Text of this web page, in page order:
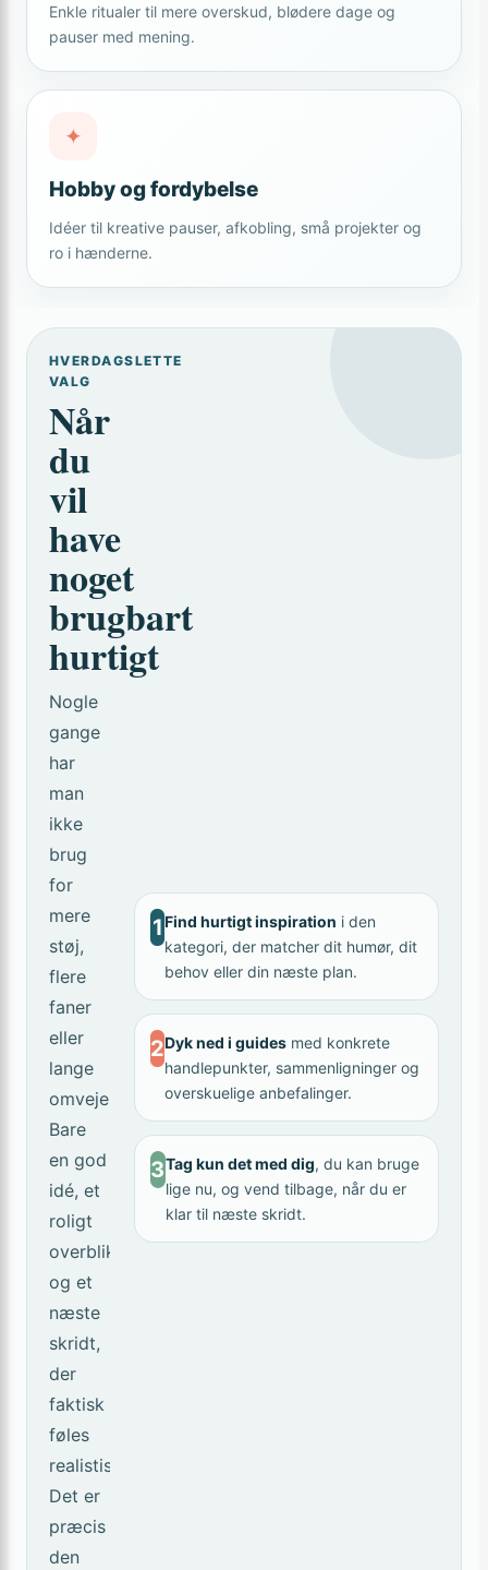
Enkle ritualer til mere overskud, blødere dage og
pauser med mening.
✦
Hobby og fordybelse
Idéer til kreative pauser, afkobling, små projekter og
ro i hænderne.
HVERDAGSLETTE
VALG
Når
du
vil
have
noget
brugbart
hurtigt
Nogle
gange
har
man
ikke
brug
for
mere
støj,
flere
faner
eller
lange
omveje.
Bare
en god
idé, et
roligt
overblik
og et
næste
skridt,
der
faktisk
føles
realistisk.
Det er
præcis
den
1Find hurtigt inspiration i den
kategori, der matcher dit humør, dit
behov eller din næste plan.
2Dyk ned i guides med konkrete
handlepunkter, sammenligninger og
overskuelige anbefalinger.
3Tag kun det med dig, du kan bruge
lige nu, og vend tilbage, når du er
klar til næste skridt.